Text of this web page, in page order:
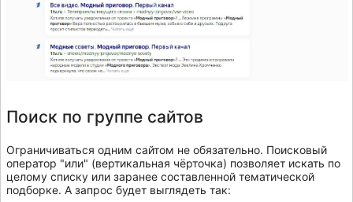
Поиск по группе сайтов
Ограничиваться одним сайтом не обязательно. Поисковый
оператор "или" (вертикальная чёрточка) позволяет искать по
целому списку или заранее составленной тематической
подборке. А запрос будет выглядеть так: